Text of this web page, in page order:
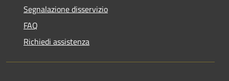
Segnalazione disservizio
FAQ
Richiedi assistenza